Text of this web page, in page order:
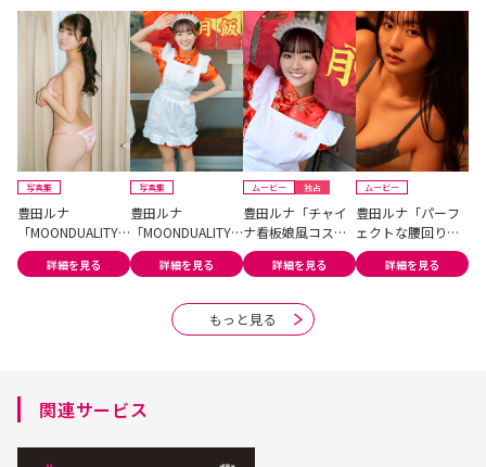
もっと見る
写真集
豊田ルナ
「MOONDUALITY
」#2
詳細を見る
写真集
豊田ルナ
「MOONDUALITY
」#1
詳細を見る
ムービー 独占
豊田ルナ「チャイ
ナ看板娘風コスが
イイ！」
詳細を見る
ムービー
豊田ルナ「パーフ
ェクトな腰回りと
大人ランジェリ
ー」
詳細を見る
関連サービス